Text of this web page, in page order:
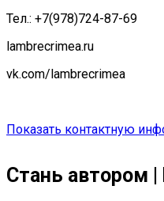
Тел.: +7(978)724-87-69
lambrecrimea.ru
vk.com/lambrecrimea
Показать контактную
Стань автором